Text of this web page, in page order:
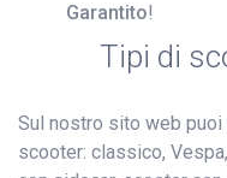
Garantito!
Tipi di
Sul nostro sito web
scooter: classico,